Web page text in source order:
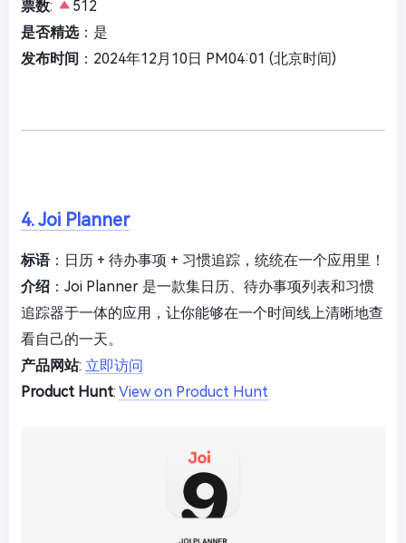
票数:
512
是否精选：是
发布时间 ：2024年12月10日 PM04:01 (北京时间)
4. Joi Planner
标语：日历 + 待办事项 + 习惯追踪，统统在一个应用里！
介绍 ：Joi Planner 是一款集日历、待办事项列表和习惯
追踪器于一体的应用，让你能够在一个时间线上清晰地查
看自己的一天。
产品网站: 立即访问
Product Hunt: View on Product Hunt